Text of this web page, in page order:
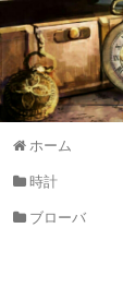
ホーム
時計
ブローバ